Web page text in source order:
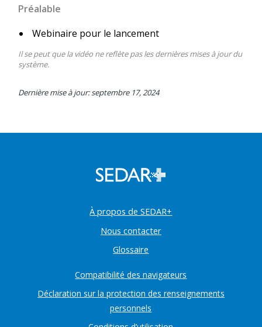
Préalable
Webinaire pour le lancement
Il se peut que la vidéo ne reflète pas les dernières mises à jour du
système.
Dernière mise à jour: septembre 17, 2024
À propos de SEDAR+
Nous contacter
Glossaire
Compatibilité des navigateurs
Déclaration sur la protection des renseignements
personnels